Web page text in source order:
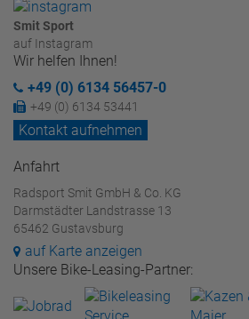
Smit Sport
auf Instagram
Wir helfen Ihnen!
+49 (0) 6134 56457-0
+49 (0) 6134 53441
Kontakt aufnehmen
Anfahrt
Radsport Smit GmbH & Co. KG
Darmstädter Landstrasse 13
65462 Gustavsburg
auf Karte anzeigen
Unsere Bike-Leasing-Partner: